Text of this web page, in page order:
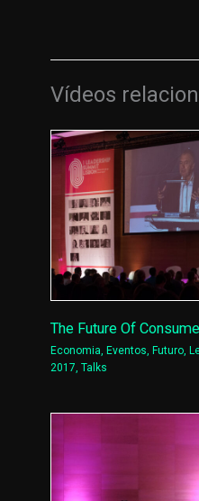
Vídeos
The Future Of
Economia, Eventos, Futuro,
2017,Talks